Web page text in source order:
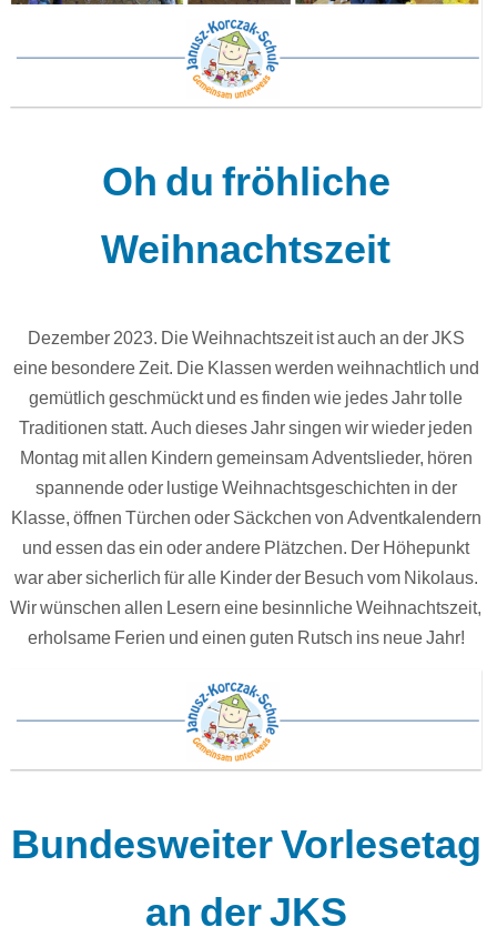
Oh du fröhliche
Weihnachtszeit
Dezember 2023. Die Weihnachtszeit ist auch an der JKS
eine besondere Zeit. Die Klassen werden weihnachtlich und
gemütlich geschmückt und es finden wie jedes Jahr tolle
Traditionen statt. Auch dieses Jahr singen wir wieder jeden
Montag mit allen Kindern gemeinsam Adventslieder, hören
spannende oder lustige Weihnachtsgeschichten in der
Klasse, öffnen Türchen oder Säckchen von Adventkalendern
und essen das ein oder andere Plätzchen. Der Höhepunkt
war aber sicherlich für alle Kinder der Besuch vom Nikolaus.
Wir wünschen allen Lesern eine besinnliche Weihnachtszeit,
erholsame Ferien und einen guten Rutsch ins neue Jahr!
Bundesweiter Vorlesetag
an der JKS